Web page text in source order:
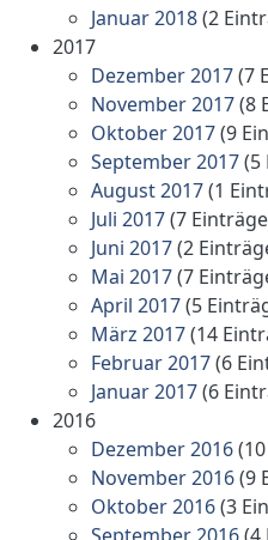
Januar 2018(2
2017
Dezember 2017(7
November 2017(8
Oktober 2017(9
September 2017(5
August 2017(1
Juli 2017(7
Juni 2017(2
Mai 2017(7
April 2017(5
März 2017(14
Februar 2017(6
Januar 2017(6
2016
Dezember 2016
November 2016(9
Oktober 2016(3